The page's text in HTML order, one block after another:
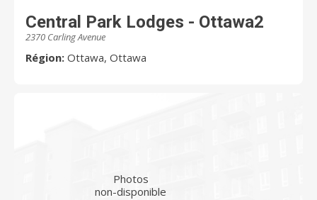
Central Park Lodges - Ottawa2
2370 Carling Avenue
Région: Ottawa, Ottawa
Photos
non-disponible